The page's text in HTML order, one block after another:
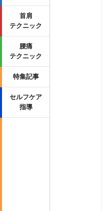
首肩
テクニック
腰痛
テクニック
特集記事
セルフケア
指導